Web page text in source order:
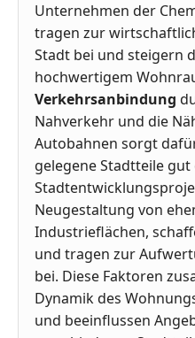
Unternehmen der
tragen zur
Stadt bei und steigern
hochwertigem
Verkehrsanbindung
Nahverkehr und die
Autobahnen sorgt
gelegene Stadtteile
Neugestaltung von
Industrieflächen,
und tragen zur
bei. Diese Faktoren
Dynamik des
und beeinflussen